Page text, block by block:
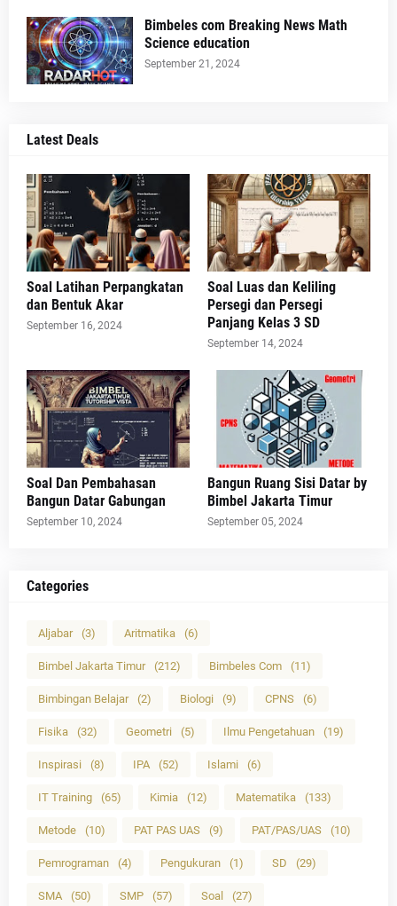
Bimbeles com Breaking News Math
Science education
September 21, 2024
Latest Deals
Soal Latihan Perpangkatan
dan Bentuk Akar
September 16, 2024
Soal Luas dan Keliling
Persegi dan Persegi
Panjang Kelas 3 SD
September 14, 2024
Soal Dan Pembahasan
Bangun Datar Gabungan
September 10, 2024
Bangun Ruang Sisi Datar by
Bimbel Jakarta Timur
September 05, 2024
Categories
Aljabar (3) Aritmatika (6)
Bimbel Jakarta Timur (212) Bimbeles Com (11)
Bimbingan Belajar (2) Biologi (9) CPNS (6)
Fisika (32) Geometri (5) Ilmu Pengetahuan (19)
Inspirasi (8) IPA (52) Islami (6)
IT Training (65) Kimia (12) Matematika (133)
Metode (10) PAT PAS UAS (9) PAT/PAS/UAS (10)
Pemrograman (4) Pengukuran (1) SD (29)
SMA (50) SMP (57) Soal (27)